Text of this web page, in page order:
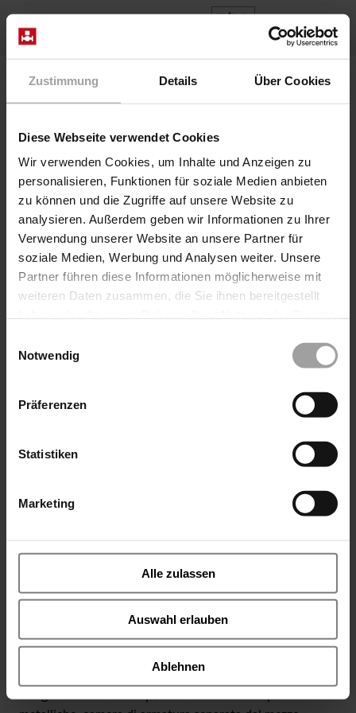
Zustimmung Details Über Cookies
Diese Webseite verwendet Cookies
Wir verwenden Cookies, um Inhalte und Anzeigen zu
personalisieren, Funktionen für soziale Medien anbieten
zu können und die Zugriffe auf unsere Website zu
analysieren. Außerdem geben wir Informationen zu Ihrer
Verwendung unserer Website an unsere Partner für
soziale Medien, Werbung und Analysen weiter. Unsere
Partner führen diese Informationen möglicherweise mit
weiteren Daten zusammen, die Sie ihnen bereitgestellt
Notwendig
Präferenzen
Statistiken
Marketing
Alle zulassen
Auswahl erlauben
Ablehnen
IT
Serie 38 PVC
Elettrovalvola in PVC per gas e liquidi senza solidi. La
sede della valvola è sigillata da un diaframma di gomma.
grande larghezza nominale, la valvola è semplice nel